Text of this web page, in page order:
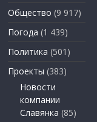
Общество (9 917)
Погода (1 439)
Политика (501)
Проекты (383)
Новости
компании
Славянка (85)